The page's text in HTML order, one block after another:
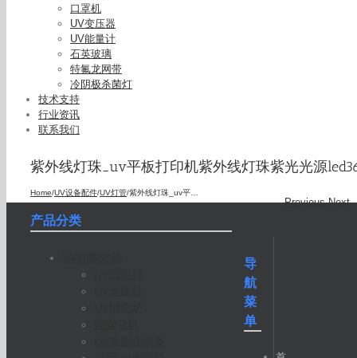
口罩机
UV变压器
UV能量计
石英玻璃
特氟龙网带
冷阴极杀菌灯
技术支持
行业资讯
联系我们
紫外线灯珠_uv平板打印机紫外线灯珠紫光光源
Home/UV设备配件/UV灯管/紫外线灯珠_uv平板打印机紫外线灯珠紫光光源led365nm
Previous Next
产品分类
导
航
菜
单